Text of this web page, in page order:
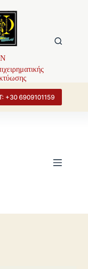
+30 6909101159